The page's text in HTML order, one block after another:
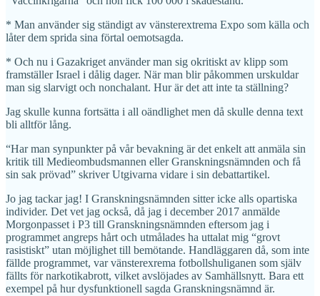
* Man använder sig ständigt av vänsterextrema Expo som källa och
låter dem sprida sina förtal oemotsagda.
* Och nu i Gazakriget använder man sig okritiskt av klipp som
framställer Israel i dålig dager. När man blir påkommen urskuldar
man sig slarvigt och nonchalant. Hur är det att inte ta ställning?
Jag skulle kunna fortsätta i all oändlighet men då skulle denna text
bli alltför lång.
“Har man synpunkter på vår bevakning är det enkelt att anmäla sin
kritik till Medieombudsmannen eller Granskningsnämnden och få
sin sak prövad” skriver Utgivarna vidare i sin debattartikel.
Jo jag tackar jag! I Granskningsnämnden sitter icke alls opartiska
individer. Det vet jag också, då jag i december 2017 anmälde
Morgonpasset i P3 till Granskningsnämnden eftersom jag i
programmet angreps hårt och utmålades ha uttalat mig “grovt
rasistiskt” utan möjlighet till bemötande. Handläggaren då, som inte
fällde programmet, var vänsterexrema fotbollshuliganen som själv
fällts för narkotikabrott, vilket avslöjades av Samhällsnytt. Bara ett
exempel på hur dysfunktionell sagda Granskningsnämnd är.